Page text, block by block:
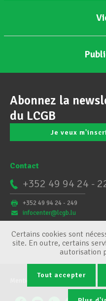
Abonnez la
du LCGB
Je veux
Contact
+352 49 94 24 -
+352 49 94 24 - 249
infocenter@lcgb.lu
Conditions
Certains cookies sont
site. En outre, certains
autorisation
Tout accepter